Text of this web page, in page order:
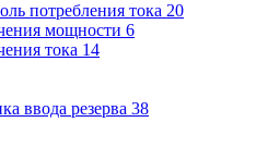
потребления тока 20
мощности 6
тока 14
ввода резерва 38